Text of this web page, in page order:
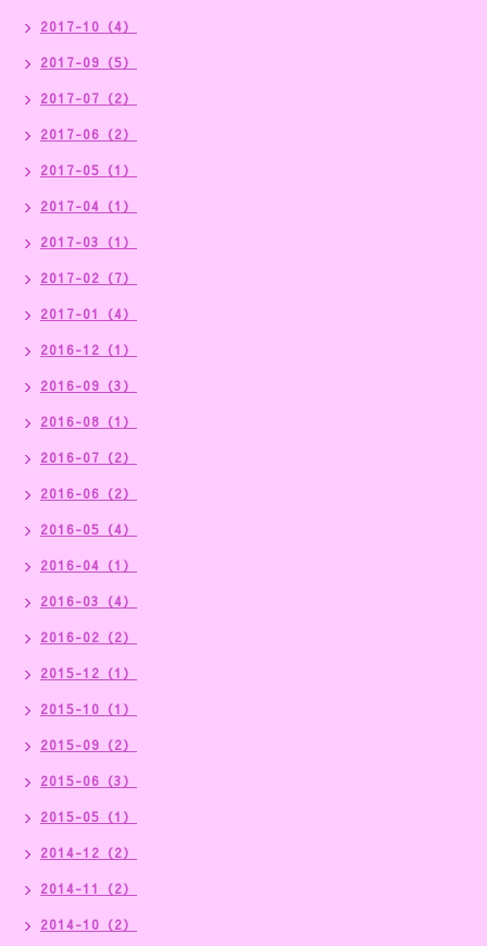
2017-10（4）
2017-09（5）
2017-07（2）
2017-06（2）
2017-05（1）
2017-04（1）
2017-03（1）
2017-02（7）
2017-01（4）
2016-12（1）
2016-09（3）
2016-08（1）
2016-07（2）
2016-06（2）
2016-05（4）
2016-04（1）
2016-03（4）
2016-02（2）
2015-12（1）
2015-10（1）
2015-09（2）
2015-06（3）
2015-05（1）
2014-12（2）
2014-11（2）
2014-10（2）